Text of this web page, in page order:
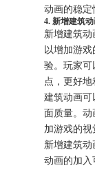
动画的稳定
4. 新增建筑
新增建筑
以增加游
验。玩家可
点，更好地
建筑动画可
面质量。
加游戏的视
新增建筑动
动画的加入